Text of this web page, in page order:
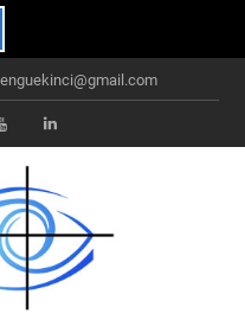
Linkedin